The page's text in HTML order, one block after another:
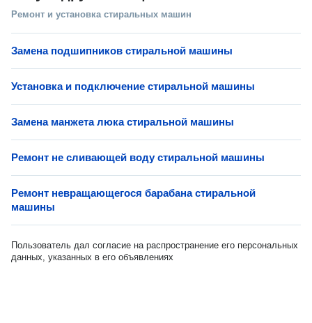
Ремонт и установка стиральных машин
Замена подшипников стиральной машины
Установка и подключение стиральной машины
Замена манжета люка стиральной машины
Ремонт не сливающей воду стиральной машины
Ремонт невращающегося барабана стиральной
машины
Пользователь дал согласие на распространение его персональных
данных, указанных в его объявлениях